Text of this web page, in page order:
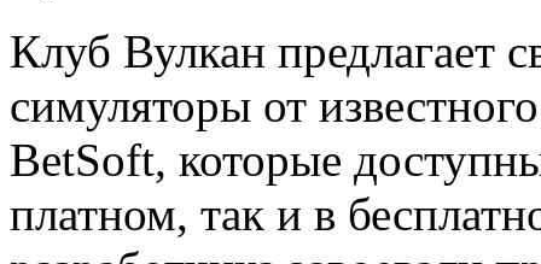
Клуб Вулкан предлагает
симуляторы от
BetSoft, которые
платном, так и в